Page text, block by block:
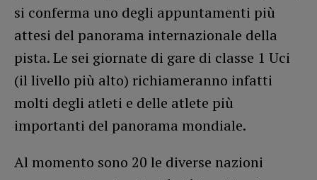
si conferma uno degli appuntamenti più
attesi del panorama internazionale della
pista. Le sei giornate di gare di classe 1 Uci
(il livello più alto) richiameranno infatti
molti degli atleti e delle atlete più
importanti del panorama mondiale.
Al momento sono 20 le diverse nazioni